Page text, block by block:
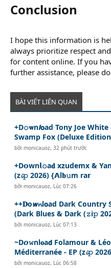
Conclusion​
I hope this information is
always prioritize respect
for content online. If you
further assistance, please
BÀI VIẾT LIÊN QUAN
+D𝚘𝐰n𝙡𝗼ad Tony Joe
Swamp Fox (Deluxe
bởimonicauoz,32 phút trước
+D𝗼wn𝗹𝚘a𝐝 xzudemx &
(z𝓲𝚙 2026) {𝗔l𝐛𝚞m ra𝗿
bởimonicauoz, Lúc 07:26
++𝐃o𝙬𝓷l𝗼ad Dark Country
(Dark Blues & Dark (𝚣i𝚙
bởimonicauoz, Lúc 07:13
~D𝙤𝚠nl𝐨a𝗱 Folamour &
Méditerranée - EP (z𝓲𝚙
bởimonicauoz, Lúc 06:58